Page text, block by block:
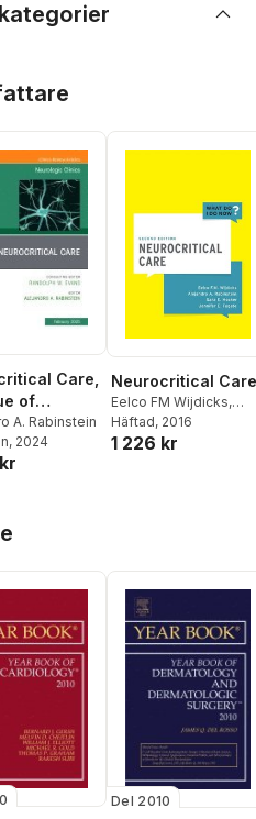
Care,
of
Clinics
A. Rabinstein
, 2024
Neurocritical Care
Eelco FM Wijdicks,
Alejandro A.
Sara E. Hocker
Häftad, 2016
1 226 kr
Del 2010